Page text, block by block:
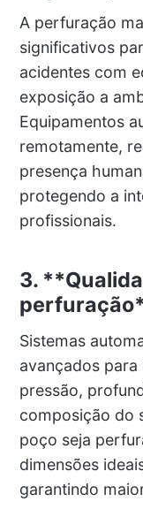
A perfuração
significativos
acidentes com
exposição a
Equipamentos
remotamente,
presença
protegendo a
profissionais.
3.
Sistemas
avançados
pressão,
composição do
poço seja
dimensões
garantindo